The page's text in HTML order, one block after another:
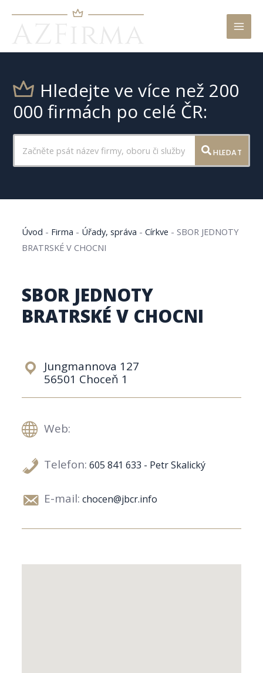
Hledejte ve více než 200
000 firmách po celé ČR:
HLEDAT
Úvod - Firma - Úřady, správa -Církve - SBOR JEDNOTY
BRATRSKÉ V CHOCNI
SBOR JEDNOTY
BRATRSKÉ V CHOCNI
Jungmannova 127
56501 Choceň 1
Web:
Telefon: 605 841 633 - Petr Skalický
E-mail: chocen@jbcr.info